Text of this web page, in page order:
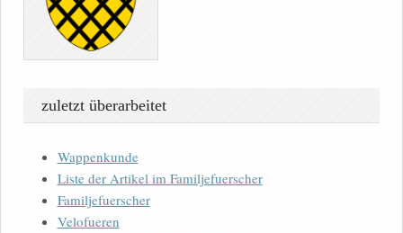
zuletzt überarbeitet
Wappenkunde
Liste der Artikel im Familjefuerscher
Familjefuerscher
Velofueren